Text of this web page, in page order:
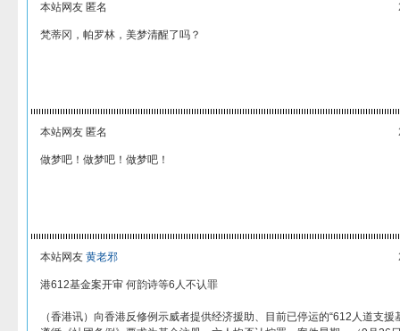
本站网友 匿名
梵蒂冈，帕罗林，美梦清醒了吗？
本站网友 匿名
做梦吧！做梦吧！做梦吧！
本站网友 黄老邪
港612基金案开审 何韵诗等6人不认罪
（香港讯）向香港反修例示威者提供经济援助、目前已停运的“612人道支